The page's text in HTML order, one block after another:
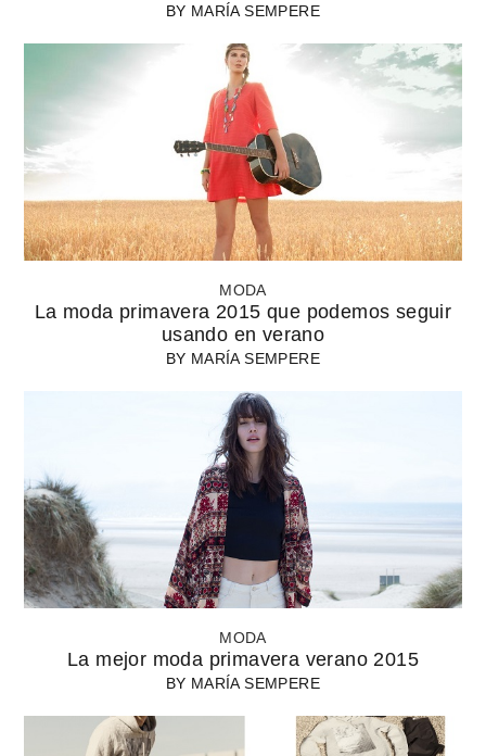
BY MARÍA SEMPERE
MODA
La moda primavera 2015 que podemos seguir
usando en verano
BY MARÍA SEMPERE
MODA
La mejor moda primavera verano 2015
BY MARÍA SEMPERE